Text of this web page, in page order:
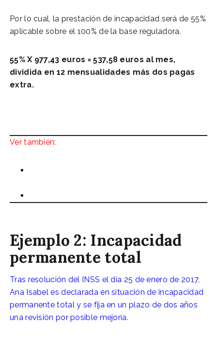
Por lo cual, la prestación de incapacidad será de 55%
aplicable sobre el 100% de la base reguladora.
55% X 977,43 euros = 537,58 euros al mes,
dividida en 12 mensualidades más dos pagas
extra.
Ver también:
Ejemplo 2: Incapacidad
permanente total
Tras resolución del INSS el día 25 de enero de 2017,
Ana Isabel es declarada en situación de incapacidad
permanente total y se fija en un plazo de dos años
una revisión por posible mejoría.